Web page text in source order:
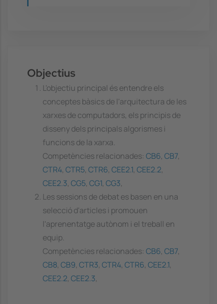
Objectius
L'objectiu principal és entendre els
conceptes bàsics de l'arquitectura de les
xarxes de computadors, els principis de
disseny dels principals algorismes i
funcions de la xarxa.
Competències relacionades: CB6, CB7,
CTR4, CTR5, CTR6, CEE2.1, CEE2.2,
CEE2.3, CG5, CG1, CG3,
Les sessions de debat es basen en una
selecció d'articles i promouen
l'aprenentatge autònom i el treball en
equip.
Competències relacionades: CB6, CB7,
CB8, CB9, CTR3, CTR4, CTR6, CEE2.1,
CEE2.2, CEE2.3,